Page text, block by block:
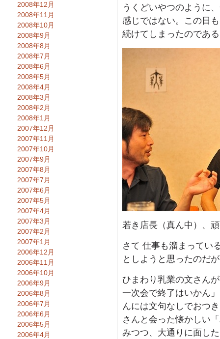
うくどいやつのように
感じではない。この日
続けてしまったのであ
若き店長（真ん中）、
さて 仕事も溜まってい
としようと思ったのだ
ひまわり乳業の文さん
一次会で終了はいかん
んには文句なしでおつ
さんと会った懐かしい
みつつ、大通りに面し
2008年12月
2008年11月
2008年10月
2008年9月
2008年8月
2008年7月
2008年6月
2008年5月
2008年4月
2008年3月
2008年2月
2008年1月
2007年12月
2007年11月
2007年10月
2007年9月
2007年8月
2007年7月
2007年6月
2007年5月
2007年4月
2007年3月
2007年2月
2007年1月
2006年12月
2006年11月
2006年10月
2006年9月
2006年8月
2006年7月
2006年6月
2006年5月
2006年4月